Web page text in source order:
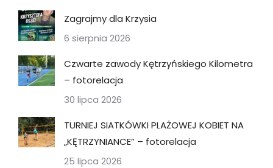
Zagrajmy dla Krzysia
6 sierpnia 2026
Czwarte zawody Kętrzyńskiego Kilometra
– fotorelacja
30 lipca 2026
TURNIEJ SIATKÓWKI PLAŻOWEJ KOBIET NA
„KĘTRZYNIANCE” – fotorelacja
25 lipca 2026